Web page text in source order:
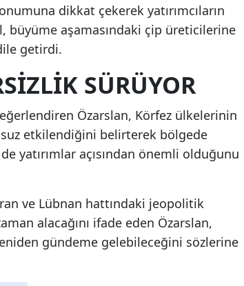
dikkat çekerek yatırımcıların
büyüme aşamasındaki çip üreticilerine
getirdi.
SÜRÜYOR
Özarslan, Körfez ülkelerinin
etkilendiğini belirterek bölgede
yatırımlar açısından önemli olduğunu
ve Lübnan hattındaki jeopolitik
alacağını ifade eden Özarslan,
gündeme gelebileceğini sözlerine